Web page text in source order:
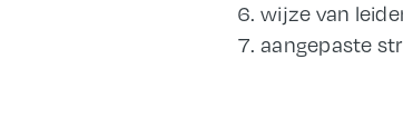
wijze van
aangepaste